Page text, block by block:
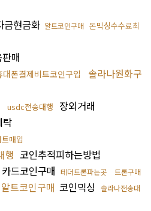
금현금화 알트코인구매 돈믹싱수수료최
매
대폰결제비트코인구입
솔라나원화구
usdc전송대행
장외거래
탁
트매입
행 코인추적피하는방법
카드코인구매 테더트론파는곳 트론구매
알트코인구매 코인믹싱
솔라나전송대